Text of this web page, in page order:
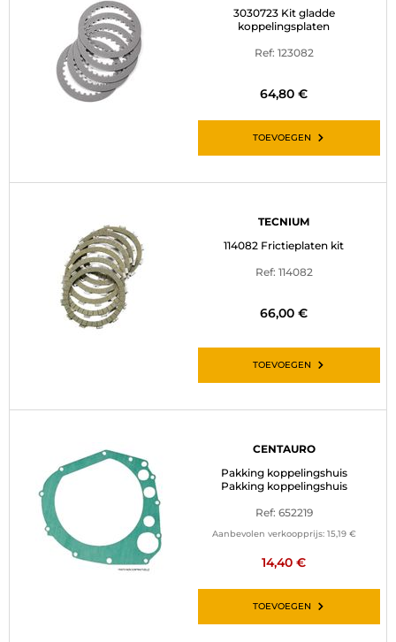
3030723 Kit gladde
koppelingsplaten
Ref: 123082
64,80 €
TOEVOEGEN
TECNIUM
114082 Frictieplaten kit
Ref: 114082
66,00 €
TOEVOEGEN
CENTAURO
Pakking koppelingshuis
Pakking koppelingshuis
Ref: 652219
Aanbevolen verkoopprijs: 15,19 €
14,40 €
TOEVOEGEN